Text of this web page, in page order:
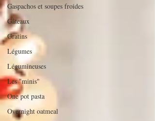
Gaspachos et soupes froides
Gâteaux
Gratins
Légumes
Légumineuses
Les "minis"
One pot pasta
Overnight oatmeal